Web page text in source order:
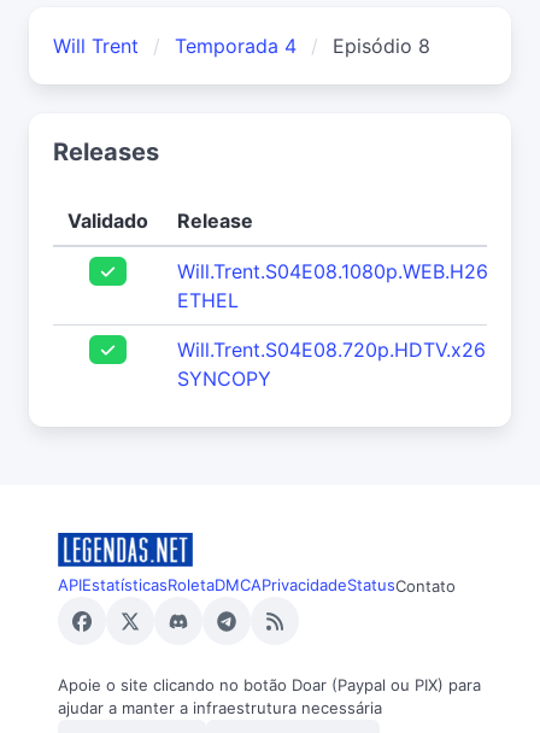
Will Trent Temporada 4 Episódio 8
Releases
Validado Release
Will.Trent.S04E08.1080p.WEB.H264-
ETHEL
Will.Trent.S04E08.720p.HDTV.x264-
SYNCOPY
APIEstatísticasRoletaDMCAPrivacidadeStatusContato
Apoie o site clicando no botão Doar (Paypal ou PIX) para
ajudar a manter a infraestrutura necessária